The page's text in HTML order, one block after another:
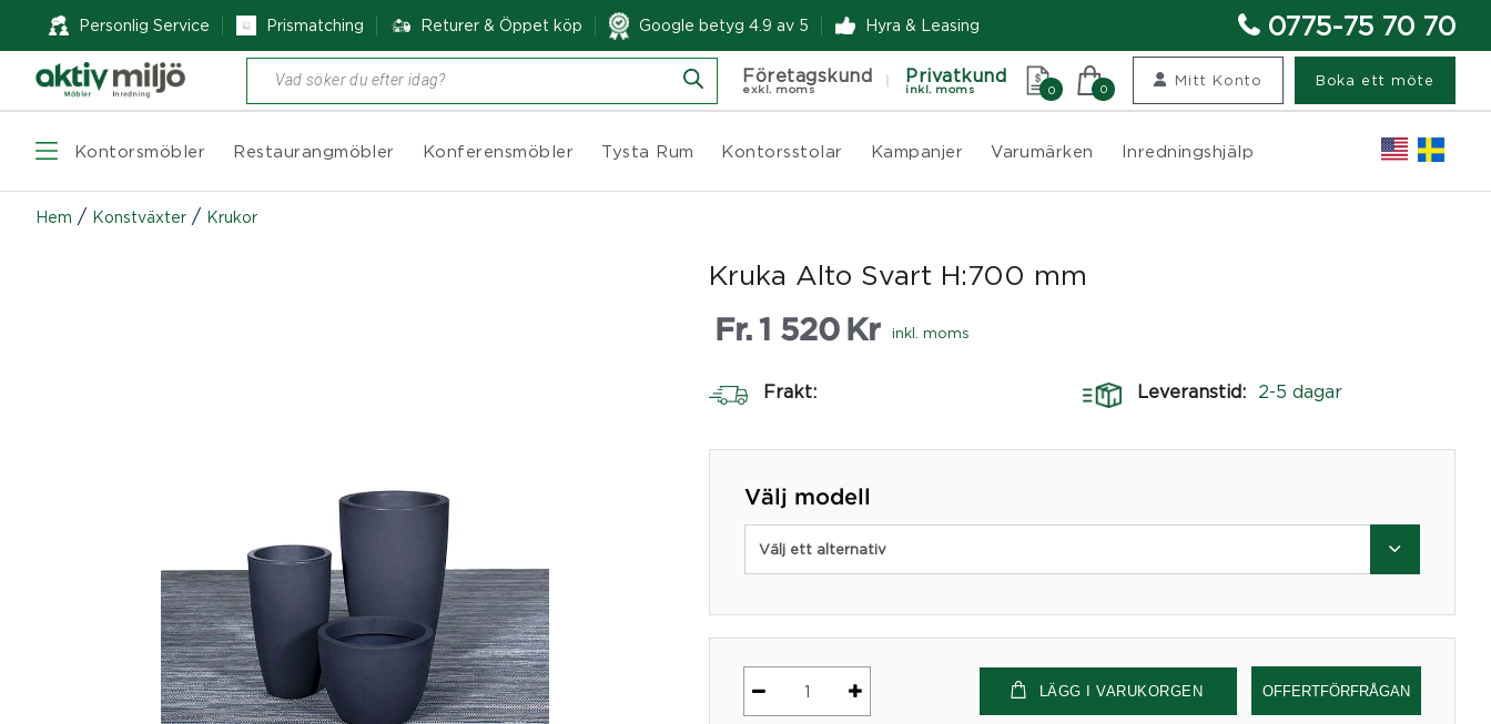
Personlig Service Prismatching Returer & Öppet köp Google betyg 4.9 av 5 Hyra & Leasing 0775-75 70 70
Produktsökning Företagskund
exkl. moms
Privatkund
inkl. moms 0 0
Mitt Konto Boka ett möte
Kontorsmöbler Restaurangmöbler Konferensmöbler Tysta Rum Kontorsstolar Kampanjer Varumärken Inredningshjälp
Hem / Konstväxter / Krukor
Kruka Alto Svart H:700 mm
Fr. 1 520 Kr inkl. moms
Frakt: Leveranstid: 2-5 dagar
Välj modell
Välj ett alternativ
LÄGG I VARUKORGEN OFFERTFÖRFRÅGAN